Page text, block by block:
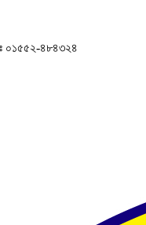
০১৫৫২-৪৮৪৩২৪